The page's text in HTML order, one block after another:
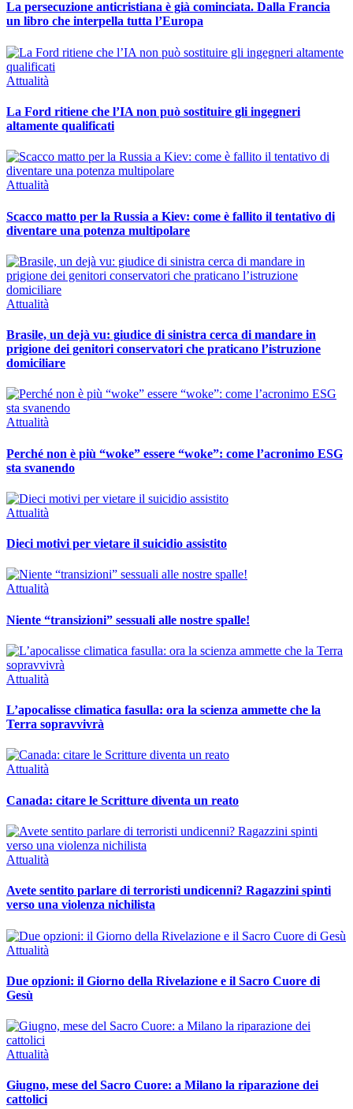
La persecuzione anticristiana è già cominciata. Dalla Francia
un libro che interpella tutta l’Europa
Attualità
La Ford ritiene che l’IA non può sostituire gli ingegneri
altamente qualificati
Attualità
Scacco matto per la Russia a Kiev: come è fallito il tentativo di
diventare una potenza multipolare
Attualità
Brasile, un dejà vu: giudice di sinistra cerca di mandare in
prigione dei genitori conservatori che praticano l’istruzione
domiciliare
Attualità
Perché non è più “woke” essere “woke”: come l’acronimo ESG
sta svanendo
Attualità
Dieci motivi per vietare il suicidio assistito
Attualità
Niente “transizioni” sessuali alle nostre spalle!
Attualità
L’apocalisse climatica fasulla: ora la scienza ammette che la
Terra sopravvivrà
Attualità
Canada: citare le Scritture diventa un reato
Attualità
Avete sentito parlare di terroristi undicenni? Ragazzini spinti
verso una violenza nichilista
Attualità
Due opzioni: il Giorno della Rivelazione e il Sacro Cuore di
Gesù
Attualità
Giugno, mese del Sacro Cuore: a Milano la riparazione dei
cattolici